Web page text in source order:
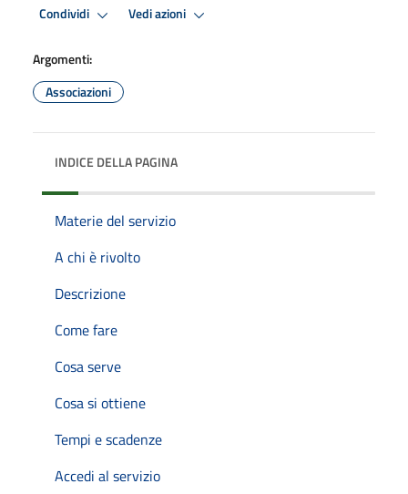
Condividi Vedi azioni
Argomenti:
Associazioni
INDICE DELLA PAGINA
Materie del servizio
A chi è rivolto
Descrizione
Come fare
Cosa serve
Cosa si ottiene
Tempi e scadenze
Accedi al servizio